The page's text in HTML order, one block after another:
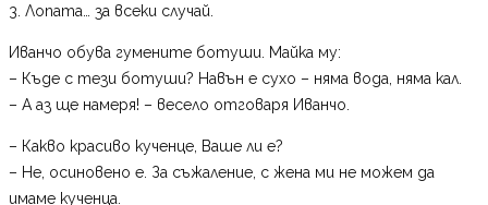
3. Лопата… за всеки случай.
Иванчо обува гумените ботуши. Майка му:
– Къде с тези ботуши? Навън е сухо – няма вода, няма кал.
– А аз ще намеря! – весело отговаря Иванчо.
– Какво красиво кученце, Ваше ли е?
– Не, осиновено е. За съжаление, с жена ми не можем да
имаме кученца.